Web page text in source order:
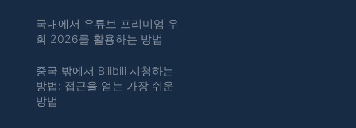
국내에서 유튜브 프리미엄 우
회 2026를 활용하는 방법
중국 밖에서 Bilibili 시청하는
방법: 접근을 얻는 가장 쉬운
방법